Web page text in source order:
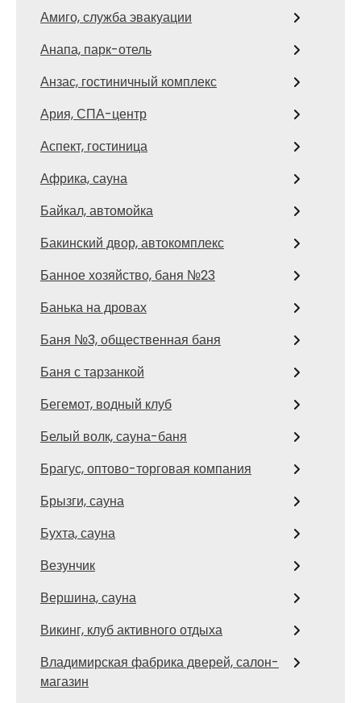
Амиго, служба эвакуации
Анапа, парк-отель
Анзас, гостиничный комплекс
Ария, СПА-центр
Аспект, гостиница
Африка, сауна
Байкал, автомойка
Бакинский двор, автокомплекс
Банное хозяйство, баня №23
Банька на дровах
Баня №3, общественная баня
Баня с тарзанкой
Бегемот, водный клуб
Белый волк, сауна-баня
Брагус, оптово-торговая компания
Брызги, сауна
Бухта, сауна
Везунчик
Вершина, сауна
Викинг, клуб активного отдыха
Владимирская фабрика дверей, салон-
магазин